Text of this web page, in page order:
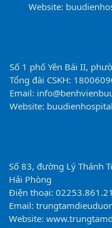
Website:
Số 1 phố Yên Bái II,
Tổng đài CSKH:
Email:
Website:
Số 83, đường Lý Thánh
Hải Phòng
Điện thoại:
Email:
Website: